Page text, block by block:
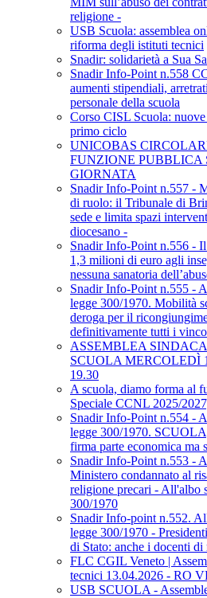
religione -
USB Scuola: assemblea
riforma degli istituti tecnici
Snadir: solidarietà a Sua
Snadir Info-Point n.558
aumenti stipendiali,
personale della scuola
Corso CISL Scuola:
primo ciclo
UNICOBAS
FUNZIONE PUBBLICA
GIORNATA
Snadir Info-Point n.557 -
di ruolo: il Tribunale di
sede e limita spazi
diocesano -
Snadir Info-Point n.556 -
1,3 milioni di euro agli
nessuna sanatoria
Snadir Info-Point n.555 -
legge 300/1970. Mobilità
deroga per il
definitivamente tutti i
ASSEMBLEA
SCUOLA MERCOLEDÌ
19.30
A scuola, diamo forma al
Speciale CCNL 2025/
Snadir Info-Point n.554 -
legge 300/1970.
firma parte economica ma
Snadir Info-Point n.553 -
Ministero condannato al
religione precari - All'albo
300/1970
Snadir Info-point n.552.
legge 300/1970 -
di Stato: anche i docenti
FLC CGIL Veneto |
tecnici 13.04.2026 - RO
USB SCUOLA -